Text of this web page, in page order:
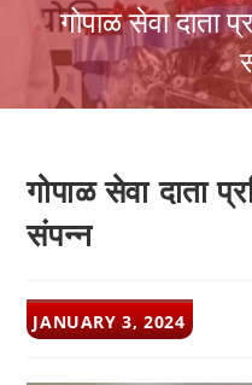
गोपाळ सेवा दाता
गोपाळ सेवा दाता
संपन्न
POST
PUBLISHED:
JANUARY 3, 2024